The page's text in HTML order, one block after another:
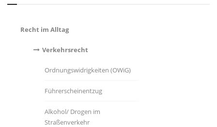
Recht im Alltag
Verkehrsrecht
Ordnungswidrigkeiten (OWiG)
Führerscheinentzug
Alkohol/ Drogen im
Straßenverkehr